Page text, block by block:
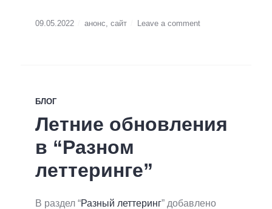
09.05.2022 анонс сайт Leave a comment
БЛОГ
Летние обновления
в “Разном
леттеринге”
В раздел “Разный леттеринг” добавлено